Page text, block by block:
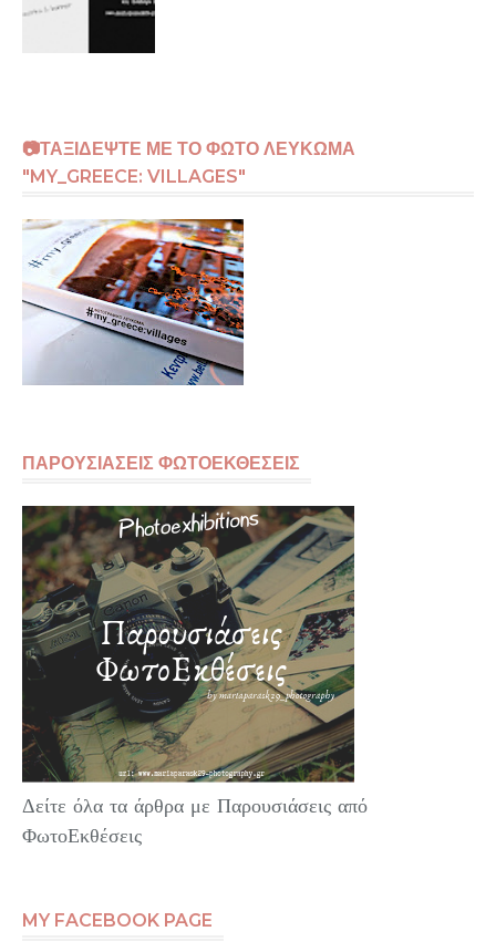
📷ΤΑΞΙΔΕΨΤΕ ΜΕ ΤΟ ΦΩΤΟ ΛΕΥΚΩΜΑ
"MY_GREECE: VILLAGES"
ΠΑΡΟΥΣΙΑΣΕΙΣ ΦΩΤΟΕΚΘΕΣΕΙΣ
Δείτε όλα τα άρθρα με Παρουσιάσεις από
ΦωτοΕκθέσεις
MY FACEBOOK PAGE